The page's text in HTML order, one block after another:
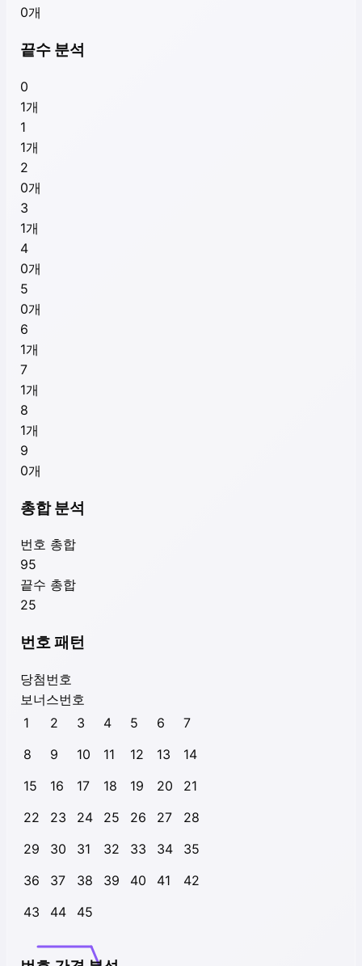
0개
끝수 분석
0
1개
1
1개
2
0개
3
1개
4
0개
5
0개
6
1개
7
1개
8
1개
9
0개
총합 분석
번호 총합
95
끝수 총합
25
번호 패턴
당첨번호
보너스번호
1
2 3 4 5 6
7
8
9 10 11 12 13
14
15
16 17 18 19 20
21
22
23 24 25 26 27
28
29
30 31 32 33 34
35
36
37 38 39 40 41
42
43
44 45